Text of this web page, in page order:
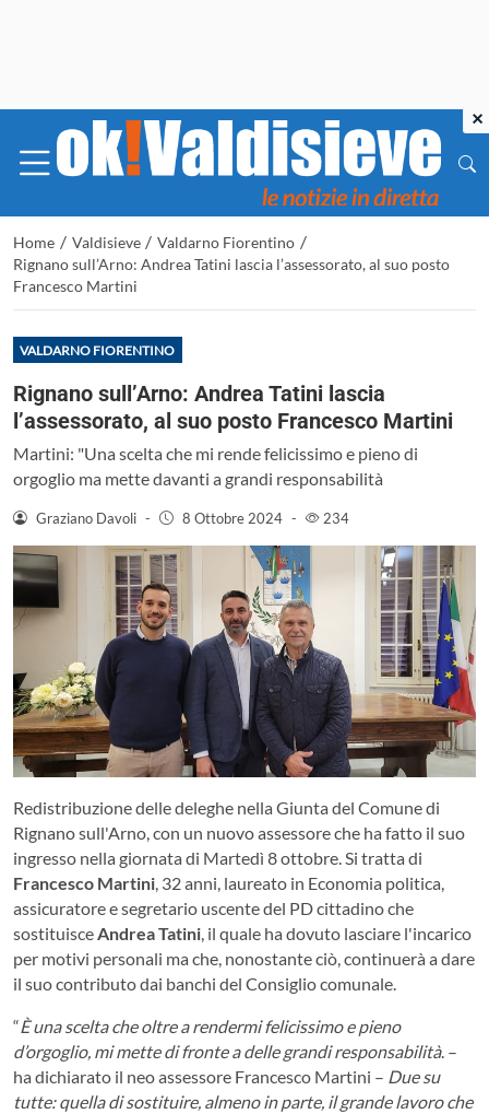
Home / Valdisieve / Valdarno Fiorentino /
Rignano sull’Arno: Andrea Tatini lascia l’assessorato, al suo posto
Francesco Martini
VALDARNO FIORENTINO
Rignano sull’Arno: Andrea Tatini lascia
l’assessorato, al suo posto Francesco Martini
Martini: "Una scelta che mi rende felicissimo e pieno di
orgoglio ma mette davanti a grandi responsabilità
Graziano Davoli - 8 Ottobre 2024 - 234
Redistribuzione delle deleghe nella Giunta del Comune di
Rignano sull'Arno, con un nuovo assessore che ha fatto il suo
ingresso nella giornata di Martedì 8 ottobre. Si tratta di
Francesco Martini, 32 anni, laureato in Economia politica,
assicuratore e segretario uscente del PD cittadino che
sostituisceAndrea Tatini, il quale ha dovuto lasciare l'incarico
per motivi personali ma che, nonostante ciò, continuerà a dare
il suo contributo dai banchi del Consiglio comunale.
“È una scelta che oltre a rendermi felicissimo e pieno
d’orgoglio, mi mette di fronte a delle grandi responsabilità. –
ha dichiarato il neo assessore Francesco Martini – Due su
tutte: quella di sostituire, almeno in parte, il grande lavoro che
×